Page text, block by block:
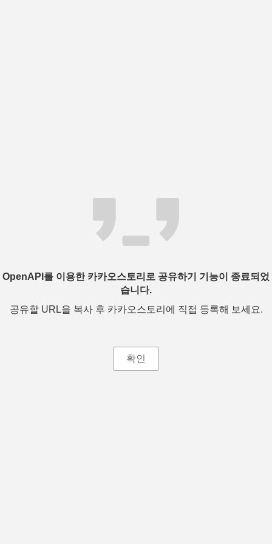
OpenAPI를 이용한 카카오스토리로 공유하기 기능이 종료되었
습니다.
공유할 URL을 복사 후 카카오스토리에 직접 등록해 보세요.
확인